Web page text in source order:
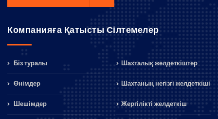
Компанияға Қатысты Сілтемелер
Біз туралы
Өнімдер
Шешімдер
Шахталық желдеткіштер
Шахтаның негізгі желдеткіші
Жергілікті желдеткіш